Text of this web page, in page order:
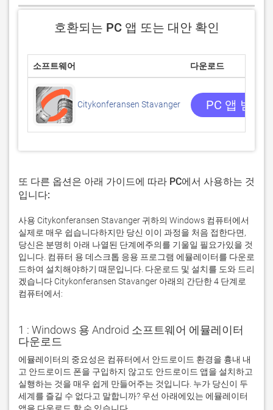
호환되는 PC 앱 또는 대안 확인
소프트웨어 다운로드
Citykonferansen Stavanger PC 앱 받기
또 다른 옵션은 아래 가이드에 따라 PC에서 사용하는 것
입니다:
사용 Citykonferansen Stavanger 귀하의 Windows 컴퓨터에서
실제로 매우 쉽습니다하지만 당신 이이 과정을 처음 접한다면,
당신은 분명히 아래 나열된 단계에주의를 기울일 필요가있을 것
입니다. 컴퓨터 용 데스크톱 응용 프로그램 에뮬레이터를 다운로
드하여 설치해야하기 때문입니다. 다운로드 및 설치를 도와 드리
겠습니다 Citykonferansen Stavanger 아래의 간단한 4 단계로
컴퓨터에서:
1 : Windows 용 Android 소프트웨어 에뮬레이터
다운로드
에뮬레이터의 중요성은 컴퓨터에서 안드로이드 환경을 흉내 내
고 안드로이드 폰을 구입하지 않고도 안드로이드 앱을 설치하고
실행하는 것을 매우 쉽게 만들어주는 것입니다. 누가 당신이 두
세계를 즐길 수 없다고 말합니까? 우선 아래에있는 에뮬레이터